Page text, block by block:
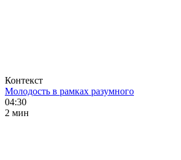
Контекст
Молодость в рамках разумного
04:30
2 мин